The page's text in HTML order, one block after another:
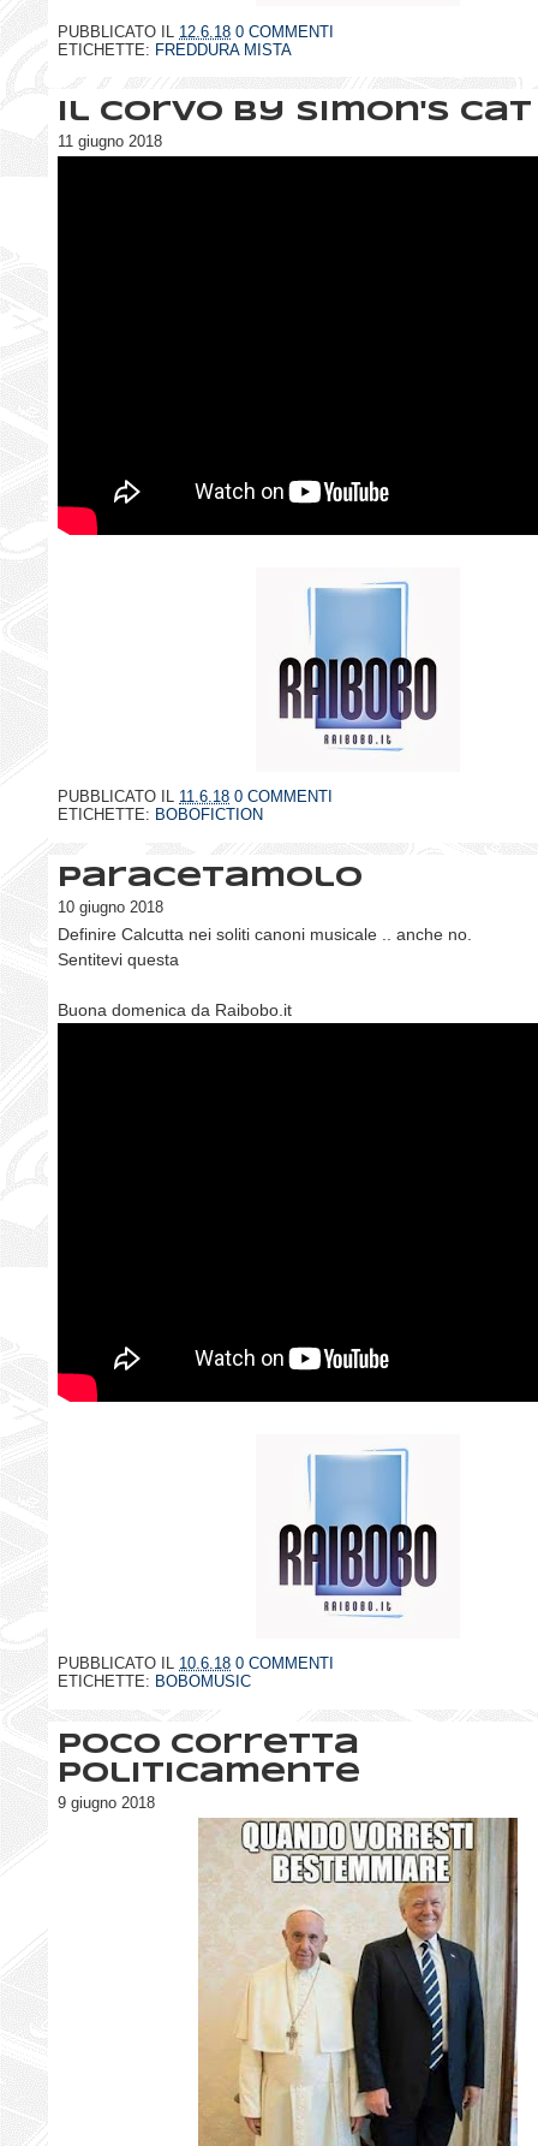
PUBBLICATO IL 12.6.18 0 COMMENTI
ETICHETTE: FREDDURA MISTA
Il corvo by Simon's Cat
11 giugno 2018
PUBBLICATO IL 11.6.18 0 COMMENTI
ETICHETTE: BOBOFICTION
Paracetamolo
10 giugno 2018
Definire Calcutta nei soliti canoni musicale .. anche no.
Sentitevi questa
Buona domenica da Raibobo.it
PUBBLICATO IL 10.6.18 0 COMMENTI
ETICHETTE: BOBOMUSIC
Poco corretta
politicamente
9 giugno 2018